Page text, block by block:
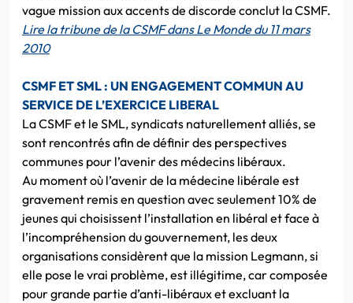
vague mission aux accents de discorde conclut la CSMF.
Lire la tribune de la CSMF dans Le Monde du 11 mars
2010
CSMF ET SML : UN ENGAGEMENT COMMUN AU
SERVICE DE L’EXERCICE LIBERAL
La CSMF et le SML, syndicats naturellement alliés, se
sont rencontrés afin de définir des perspectives
communes pour l’avenir des médecins libéraux.
Au moment où l’avenir de la médecine libérale est
gravement remis en question avec seulement 10% de
jeunes qui choisissent l’installation en libéral et face à
l’incompréhension du gouvernement, les deux
organisations considèrent que la mission Legmann, si
elle pose le vrai problème, est illégitime, car composée
pour grande partie d’anti-libéraux et excluant la